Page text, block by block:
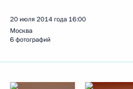
20 июля 2014 года 16:00
Москва
6 фотографий